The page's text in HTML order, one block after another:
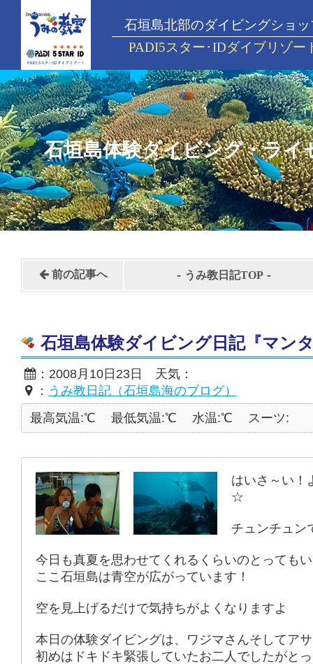
石垣島北部のダイビングショッ
PADI5スター･IDダイブリゾー
石垣島体験ダイビング・ライ
前の記事へ - うみ教日記TOP -
石垣島体験ダイビング日記『マン
：2008月10日23日 天気：
： うみ教日記（石垣島海のブログ）
最高気温:℃
最低気温:℃ 水温:℃ スーツ:
はいさ～い！
☆
チュンチュン
今日も真夏を思わせてくれるくらいのとっても
ここ石垣島は青空が広がっています！
空を見上げるだけで気持ちがよくなりますよ
本日の体験ダイビングは、ワジマさんそしてア
初めはドキドキ緊張していたお二人でしたがと